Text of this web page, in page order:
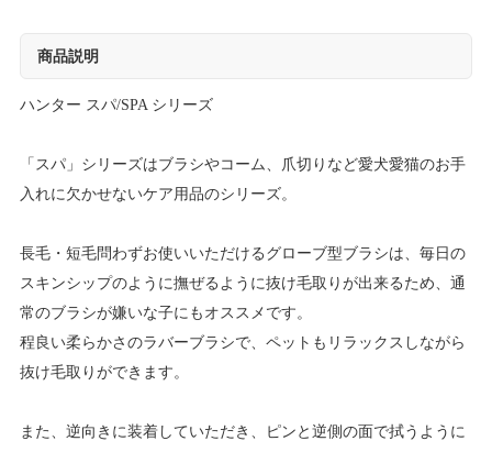
商品説明
ハンター スパ/SPA シリーズ
「スパ」シリーズはブラシやコーム、爪切りなど愛犬愛猫のお手
入れに欠かせないケア用品のシリーズ。
長毛・短毛問わずお使いいただけるグローブ型ブラシは、毎日の
スキンシップのように撫ぜるように抜け毛取りが出来るため、通
常のブラシが嫌いな子にもオススメです。
程良い柔らかさのラバーブラシで、ペットもリラックスしながら
抜け毛取りができます。
また、逆向きに装着していただき、ピンと逆側の面で拭うように